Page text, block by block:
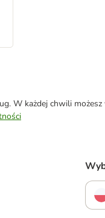
W każdej chwili